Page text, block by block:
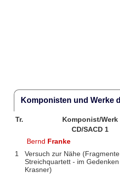
Komponisten und Werke
Tr. Komponist/Werk
CD/SACD 1
Bernd Franke
1
Versuch zur Nähe
Streichquartett - im
Krasner)